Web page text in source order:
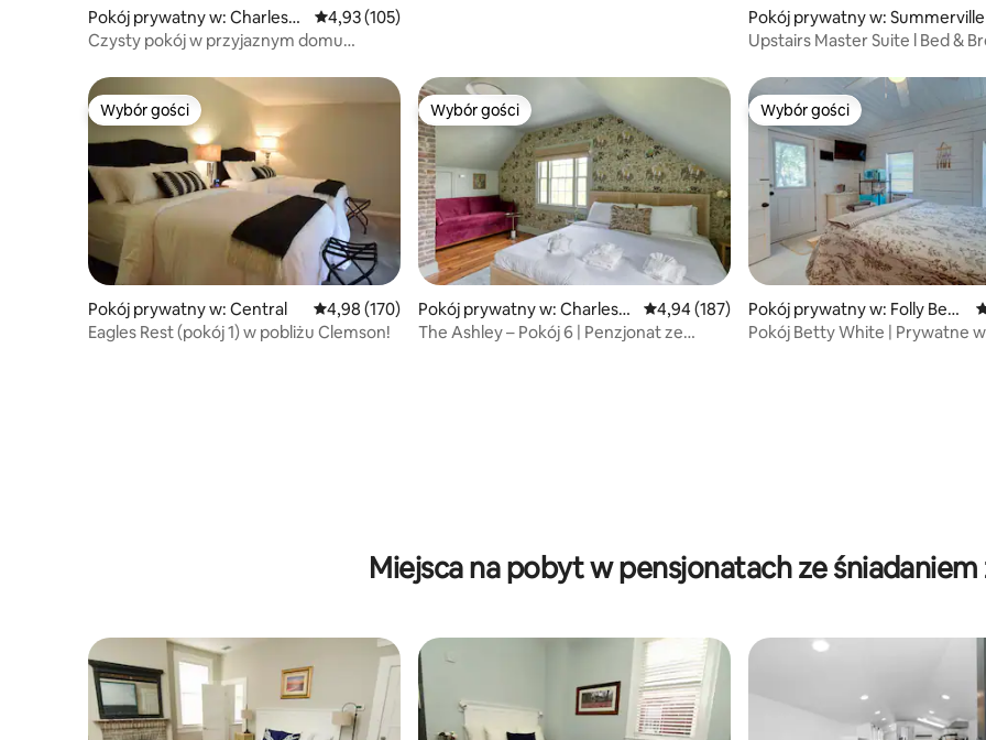
Pokój prywatny w: Charlesto
n
Średnia ocena: 4,93 na 5, liczba recenzji: 105
4,93 (105)
Czysty pokój w przyjaznym domu
Pokój prywatny w: Summerville
Upstairs Master Suite l Bed &
Wybór gości
Wybór gości
Pokój prywatny w: Central Średnia ocena: 4,98 na 5, liczba recenzji: 170
4,98 (170)
Eagles Rest (pokój 1) w pobliżu Clemson!
Wybór gości
Wybór gości
Pokój prywatny w: Charlesto
n
Średnia ocena: 4,94 na 5, liczba recenzji: 187
4,94 (187)
The Ashley – Pokój 6 | Penzjonat ze
Wybór gości
Wybór gości
Pokój prywatny w: Folly Beac
h
Pokój Betty White | Prywatne
Miejsca na pobyt w pensjonatach ze